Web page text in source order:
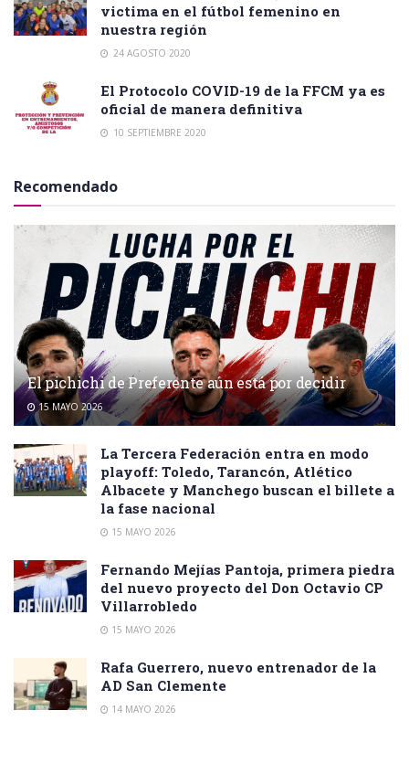
victima en el fútbol femenino en
nuestra región
24 AGOSTO 2020
El Protocolo COVID-19 de la FFCM ya es
oficial de manera definitiva
10 SEPTIEMBRE 2020
Recomendado
El pichichi de Preferente aún está por decidir
15 MAYO 2026
La Tercera Federación entra en modo
playoff: Toledo, Tarancón, Atlético
Albacete y Manchego buscan el billete a
la fase nacional
15 MAYO 2026
Fernando Mejías Pantoja, primera piedra
del nuevo proyecto del Don Octavio CP
Villarrobledo
15 MAYO 2026
Rafa Guerrero, nuevo entrenador de la
AD San Clemente
14 MAYO 2026